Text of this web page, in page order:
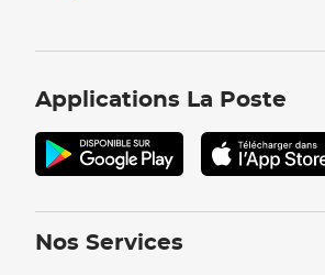
Applications La Poste
Nos Services